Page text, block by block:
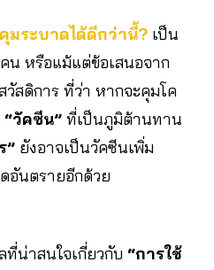
มระบาดได้ดีกว่านี้? เป็น
น หรือแม้แต่ข้อเสนอจาก
วัสดิการ ที่ว่า หากจะคุมโค
“วัคซีน” ที่เป็นภูมิต้านทาน
” ยังอาจเป็นวัคซีนเพิ่ม
อันตรายอีกด้วย
ที่น่าสนใจเกี่ยวกับ “การใช้